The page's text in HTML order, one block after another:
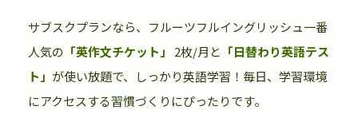
サブスクプランなら、フルーツフルイングリッシュ一番
人気の 「英作文チケット」 2枚/月と 「日替わり英語テス
ト」 が使い放題で、しっかり英語学習！毎日、学習環境
にアクセスする習慣づくりにぴったりです。